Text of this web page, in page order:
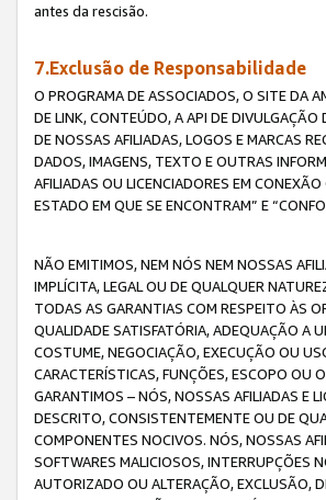
antes da rescisão.
7.Exclusão de Responsabilidade
O PROGRAMA DE ASSOCIADOS, O SITE DA
DE LINK, CONTEÚDO, A API DE
DE NOSSAS AFILIADAS, LOGOS E MARCAS
DADOS, IMAGENS, TEXTO E OUTRAS
AFILIADAS OU LICENCIADORES EM
ESTADO EM QUE SE ENCONTRAM” E
NÃO EMITIMOS, NEM NÓS NEM NOSSAS
IMPLÍCITA, LEGAL OU DE QUALQUER
TODAS AS GARANTIAS COM RESPEITO ÀS
QUALIDADE SATISFATÓRIA, ADEQUAÇÃO A
COSTUME, NEGOCIAÇÃO, EXECUÇÃO OU
CARACTERÍSTICAS, FUNÇÕES, ESCOPO OU
GARANTIMOS – NÓS, NOSSAS AFILIADAS E
DESCRITO, CONSISTENTEMENTE OU DE
COMPONENTES NOCIVOS. NÓS, NOSSAS
SOFTWARES MALICIOSOS, INTERRUPÇÕES
AUTORIZADO OU ALTERAÇÃO, EXCLUSÃO,